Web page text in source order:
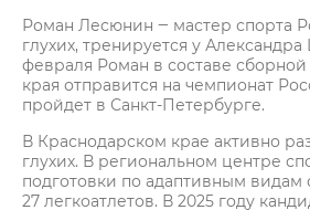
Роман Лесюнин ‒ мастер спорта
глухих, тренируется у
февраля Роман в составе
края отправится на чемпионат
пройдет в Санкт-Петербурге.
В Краснодарском крае активно
глухих. В региональном центре
подготовки по адаптивным видам
27 легкоатлетов. В 2025 году